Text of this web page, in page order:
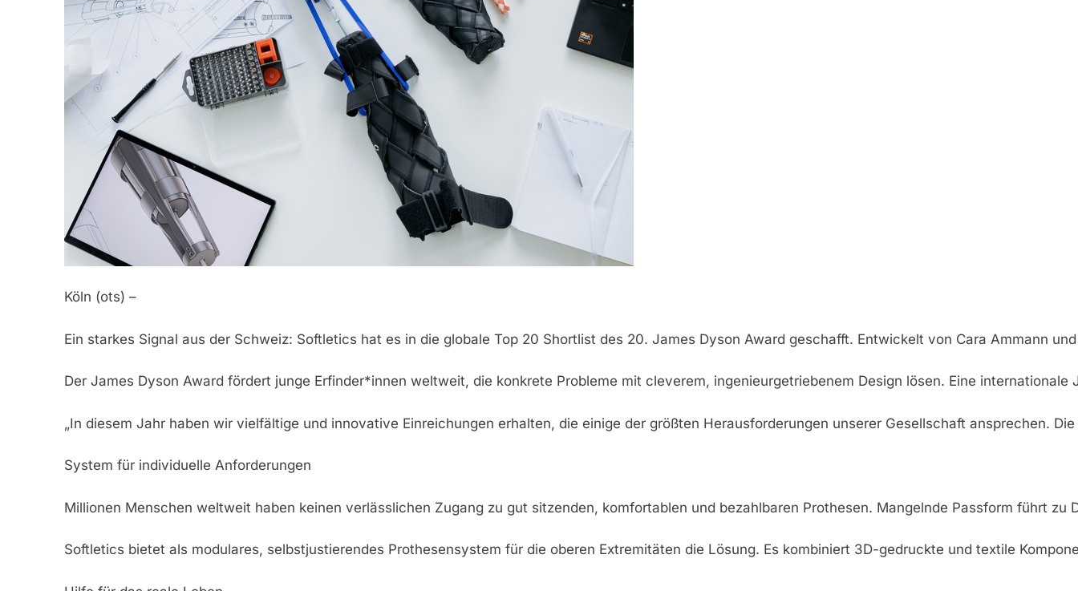
Köln (ots) –
Ein starkes Signal aus der Schweiz: Softletics hat es in die globale Top 20 Shortlist des 20. James Dyson Award geschafft. Entwickelt von Cara
Der James Dyson Award fördert junge Erfinder*innen weltweit, die konkrete Probleme mit cleverem, ingenieurgetriebenem Design lösen. Eine
„In diesem Jahr haben wir vielfältige und innovative Einreichungen erhalten, die einige der größten Herausforderungen unserer Gesellschaft
System für individuelle Anforderungen
Millionen Menschen weltweit haben keinen verlässlichen Zugang zu gut sitzenden, komfortablen und bezahlbaren Prothesen. Mangelnde Passform führt
Softletics bietet als modulares, selbstjustierendes Prothesensystem für die oberen Extremitäten die Lösung. Es kombiniert 3D-gedruckte und textile